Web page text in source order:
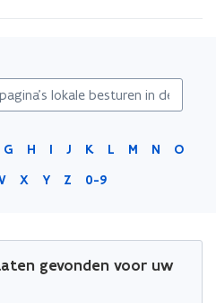
G H I J K L M N
O
X Y Z 0-9
gevonden voor uw